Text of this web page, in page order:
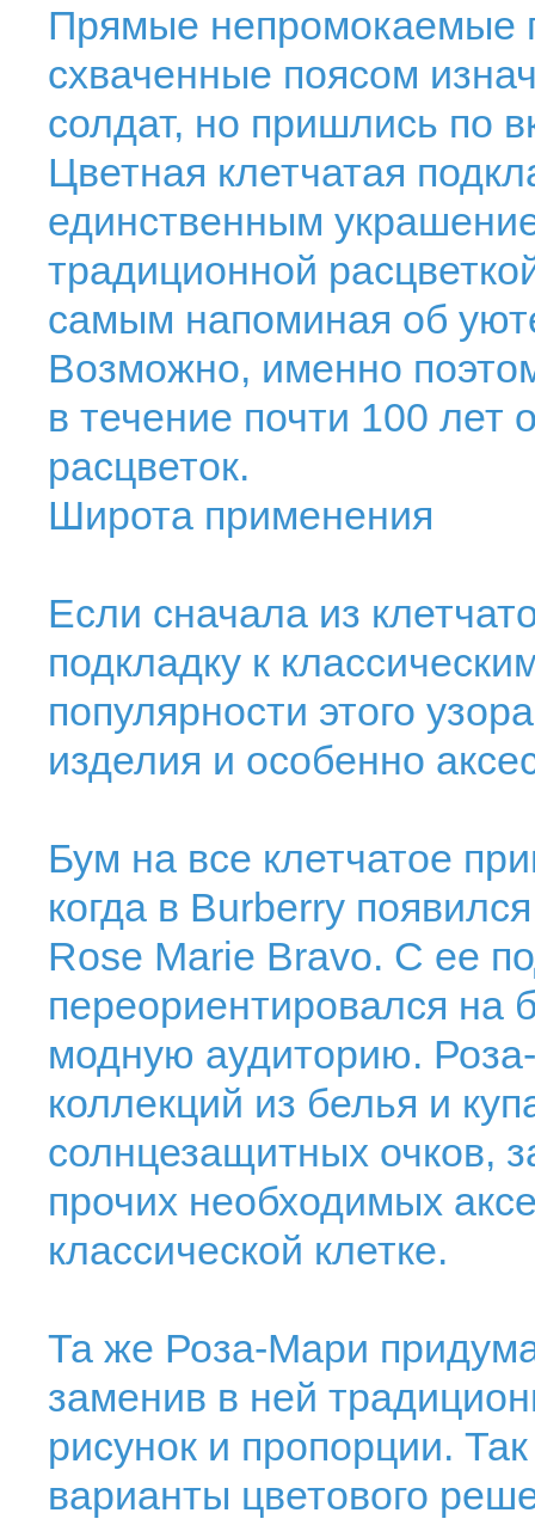
Прямые непромокаемые
схваченные поясом
солдат, но пришлись по
Цветная клетчатая
единственным
традиционной
самым напоминая об
Возможно, именно
в течение почти 100 лет
расцветок.
Широта применения
Если сначала из
подкладку к
популярности этого
изделия и особенно
Бум на все клетчатое
когда в Burberry
Rose Marie Bravo. С ее
переориентировался на
модную аудиторию.
коллекций из белья и
солнцезащитных очков,
прочих необходимых
классической клетке.
Та же Роза-Мари
заменив в ней
рисунок и пропорции.
варианты цветового